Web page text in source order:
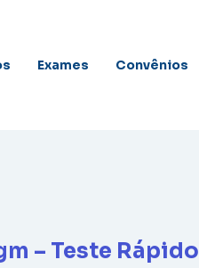
Exames Convênios
– Teste Rápido